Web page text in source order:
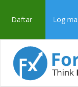
Daftar Log